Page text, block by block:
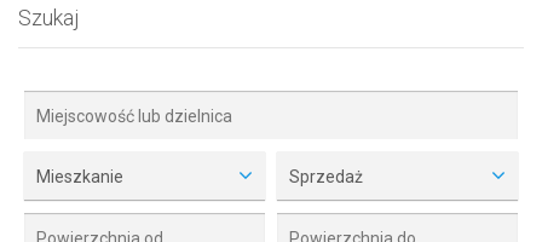
Szukaj
Mieszkanie Sprzedaż